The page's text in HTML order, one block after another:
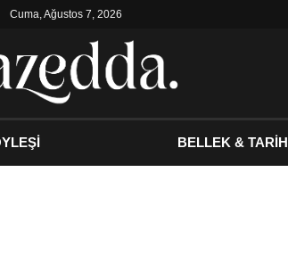
Cuma, Ağustos 7, 2026
BELLEK & TARİH